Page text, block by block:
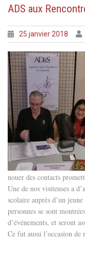
ADS aux
25 janvier 2018
nouer des contacts
Une de nos visiteuses a
scolaire auprès d’un
personnes se sont
d’événements, et seront
Ce fut aussi l’occasion de